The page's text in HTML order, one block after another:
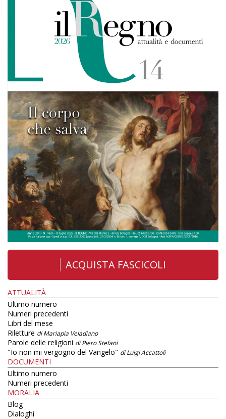
ACQUISTA FASCICOLI
ATTUALITÀ
Ultimo numero
Numeri precedenti
Libri del mese
Riletture di Mariapia Veladiano
Parole delle religioni di Piero Stefani
"Io non mi vergogno del Vangelo" di Luigi Accattoli
DOCUMENTI
Ultimo numero
Numeri precedenti
MORALIA
Blog
Dialoghi